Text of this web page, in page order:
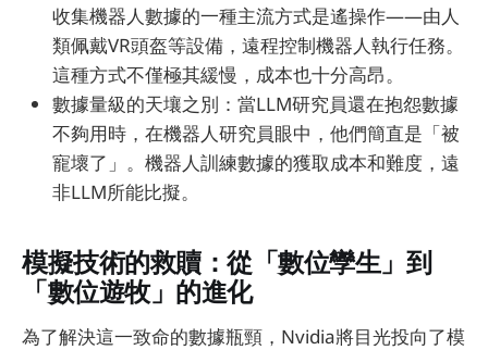
收集機器人數據的一種主流方式是遙操作——由人
類佩戴VR頭盔等設備，遠程控制機器人執行任務。
這種方式不僅極其緩慢，成本也十分高昂。
數據量級的天壤之別：當LLM研究員還在抱怨數據
不夠用時，在機器人研究員眼中，他們簡直是「被
寵壞了」。機器人訓練數據的獲取成本和難度，遠
非LLM所能比擬。
模擬技術的救贖：從「數位孿生」到
「數位遊牧」的進化
為了解決這一致命的數據瓶頸，Nvidia將目光投向了模